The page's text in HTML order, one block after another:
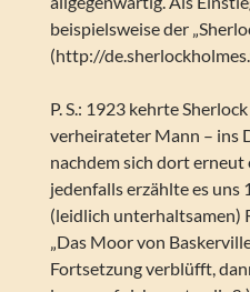
beispielsweise der
(http://
P. S.: 1923 kehrte
verheirateter Mann – ins
nachdem sich dort erneut
jedenfalls erzählte es uns
(leidlich unterhaltsamen)
„Das Moor von
Fortsetzung verblüfft,